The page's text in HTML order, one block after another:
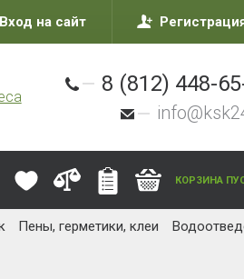
Вход на сайт
8 (812) 448-
КОРЗИНА
Пены, герметики, клеи